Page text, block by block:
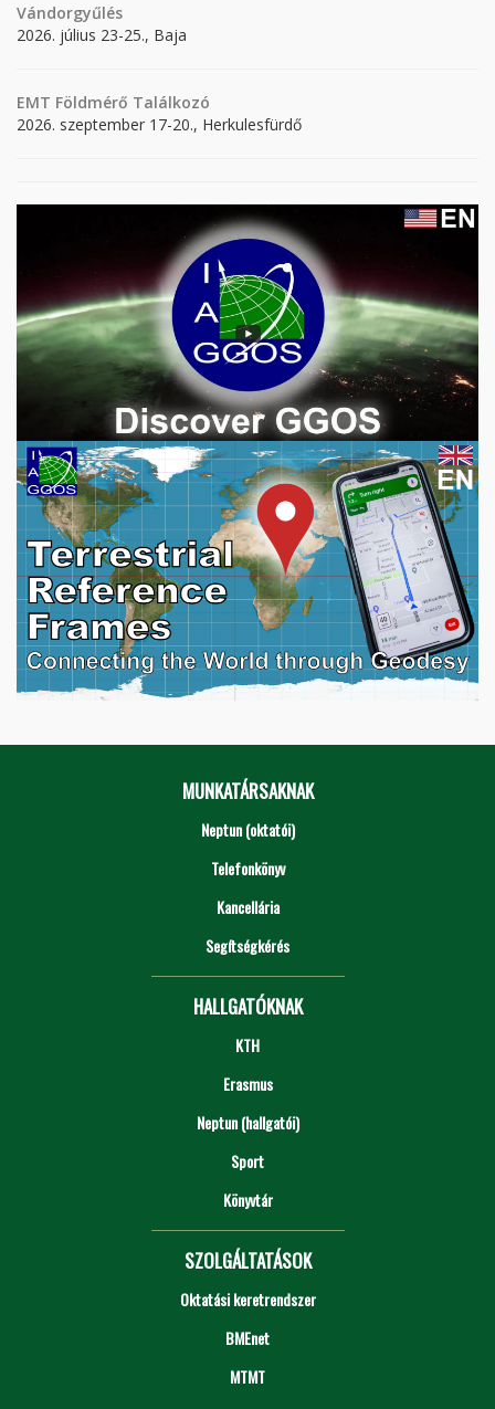
Vándorgyűlés
2026. július 23-25., Baja
EMT Földmérő Találkozó
2026. szeptember 17-20., Herkulesfürdő
MUNKATÁRSAKNAK
Neptun (oktatói)
Telefonkönyv
Kancellária
Segítségkérés
HALLGATÓKNAK
KTH
Erasmus
Neptun (hallgatói)
Sport
Könyvtár
SZOLGÁLTATÁSOK
Oktatási keretrendszer
BMEnet
MTMT